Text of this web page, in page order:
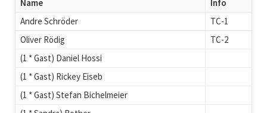
Name
Info
Andre Schröder
TC-1
Oliver Rödig
TC-2
(1 * Gast) Daniel Hossi
(1 * Gast) Rickey Eiseb
(1 * Gast) Stefan Bichelmeier